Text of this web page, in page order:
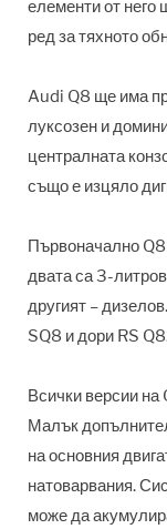
елементи от него
ред за тяхното
Audi Q8 ще има
луксозен и
централната
също е изцяло
Първоначално
двата са 3-
другият –
SQ8 и дори RS
Всички версии на
Малък
на основния
натоварвания.
може да